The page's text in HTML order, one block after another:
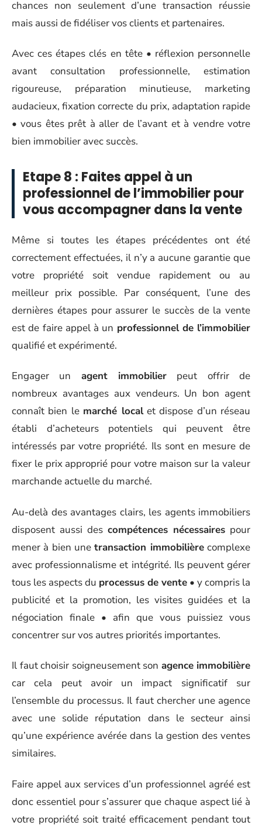
chances non seulement d’une transaction réussie
mais aussi de fidéliser vos clients et partenaires.
Avec ces étapes clés en tête • réflexion personnelle
avant consultation professionnelle, estimation
rigoureuse, préparation minutieuse, marketing
audacieux, fixation correcte du prix, adaptation rapide
• vous êtes prêt à aller de l’avant et à vendre votre
bien immobilier avec succès.
Etape 8 : Faites appel à un
professionnel de l’immobilier pour
vous accompagner dans la vente
Même si toutes les étapes précédentes ont été
correctement effectuées, il n’y a aucune garantie que
votre propriété soit vendue rapidement ou au
meilleur prix possible. Par conséquent, l’une des
dernières étapes pour assurer le succès de la vente
est de faire appel à un professionnel de l’immobilier
qualifié et expérimenté.
Engager un agent immobilier peut offrir de
nombreux avantages aux vendeurs. Un bon agent
connaît bien le marché localet dispose d’un réseau
établi d’acheteurs potentiels qui peuvent être
intéressés par votre propriété. Ils sont en mesure de
fixer le prix approprié pour votre maison sur la valeur
marchande actuelle du marché.
Au-delà des avantages clairs, les agents immobiliers
disposent aussi des compétences nécessaires pour
mener à bien unetransaction immobilièrecomplexe
avec professionnalisme et intégrité. Ils peuvent gérer
tous les aspects du processus de vente • y compris la
publicité et la promotion, les visites guidées et la
négociation finale • afin que vous puissiez vous
concentrer sur vos autres priorités importantes.
Il faut choisir soigneusement son agence immobilière
car cela peut avoir un impact significatif sur
l’ensemble du processus. Il faut chercher une agence
avec une solide réputation dans le secteur ainsi
qu’une expérience avérée dans la gestion des ventes
similaires.
Faire appel aux services d’un professionnel agréé est
donc essentiel pour s’assurer que chaque aspect lié à
votre propriété soit traité efficacement pendant tout